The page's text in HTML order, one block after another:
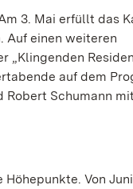
3. Mai erfüllt das
Auf einen weiteren
„Klingenden
auf dem
Robert Schumann
Von